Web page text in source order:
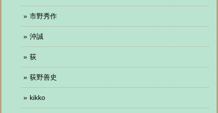
市野秀作
沖誠
荻
荻野善史
kikko